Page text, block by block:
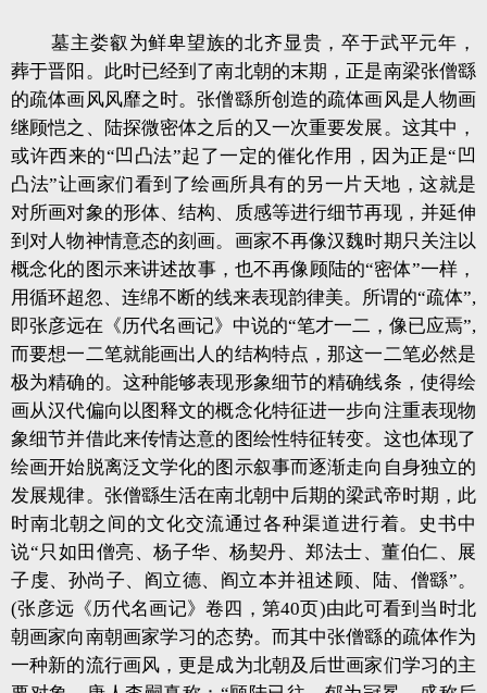
墓主娄叡为鲜卑望族的北齐显贵，卒于武平元年，
葬于晋阳。此时已经到了南北朝的末期，正是南梁张僧繇
的疏体画风风靡之时。张僧繇所创造的疏体画风是人物画
继顾恺之、陆探微密体之后的又一次重要发展。这其中，
或许西来的“凹凸法”起了一定的催化作用，因为正是“凹
凸法”让画家们看到了绘画所具有的另一片天地，这就是
对所画对象的形体、结构、质感等进行细节再现，并延伸
到对人物神情意态的刻画。画家不再像汉魏时期只关注以
概念化的图示来讲述故事，也不再像顾陆的“密体”一样，
用循环超忽、连绵不断的线来表现韵律美。所谓的“疏体”,
即张彦远在《历代名画记》中说的“笔才一二，像已应焉”,
而要想一二笔就能画出人的结构特点，那这一二笔必然是
极为精确的。这种能够表现形象细节的精确线条，使得绘
画从汉代偏向以图释文的概念化特征进一步向注重表现物
象细节并借此来传情达意的图绘性特征转变。这也体现了
绘画开始脱离泛文学化的图示叙事而逐渐走向自身独立的
发展规律。张僧繇生活在南北朝中后期的梁武帝时期，此
时南北朝之间的文化交流通过各种渠道进行着。史书中
说“只如田僧亮、杨子华、杨契丹、郑法士、董伯仁、展
子虔、孙尚子、阎立德、阎立本并祖述顾、陆、僧繇”。
(张彦远《历代名画记》卷四，第40页)由此可看到当时北
朝画家向南朝画家学习的态势。而其中张僧繇的疏体作为
一种新的流行画风，更是成为北朝及后世画家们学习的主